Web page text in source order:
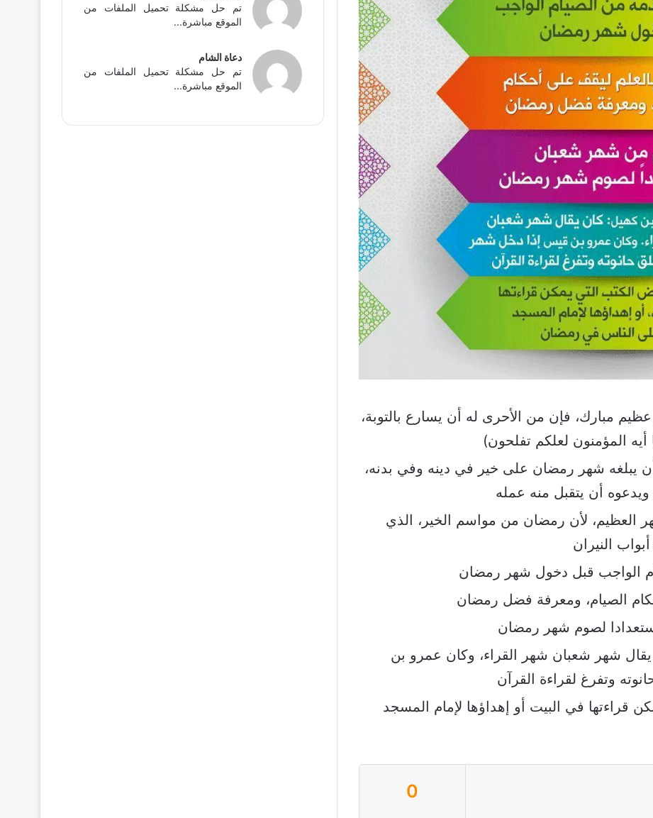
مبارك، فإن من الأحرى له أن يسارع بالتوبة،
أيه المؤمنون لعلكم تفلحون)
أن يبلغه شهر رمضان على خير في دينه وفي بدنه،
أن يتقبل منه عمله
العظيم، لأن رمضان من مواسم الخير، الذي
النيران
الواجب قبل دخول شهر رمضان
الصيام، ومعرفة فضل رمضان
لصوم شهر رمضان
شهر شعبان شهر القراء، وكان عمرو بن
وتفرغ لقراءة القرآن
قراءتها في البيت أو إهداؤها لإمام المسجد
0
تم حل مشكلة تحميل الملفات من
الموقع مباشرة...
دعاة الشام
تم حل مشكلة تحميل الملفات من
الموقع مباشرة...